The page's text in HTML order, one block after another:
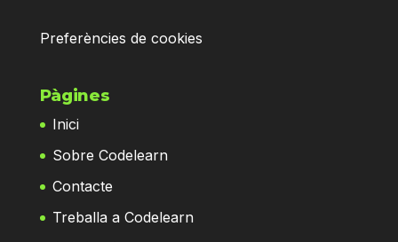
Preferències de cookies
Pàgines
Inici
Sobre Codelearn
Contacte
Treballa a Codelearn